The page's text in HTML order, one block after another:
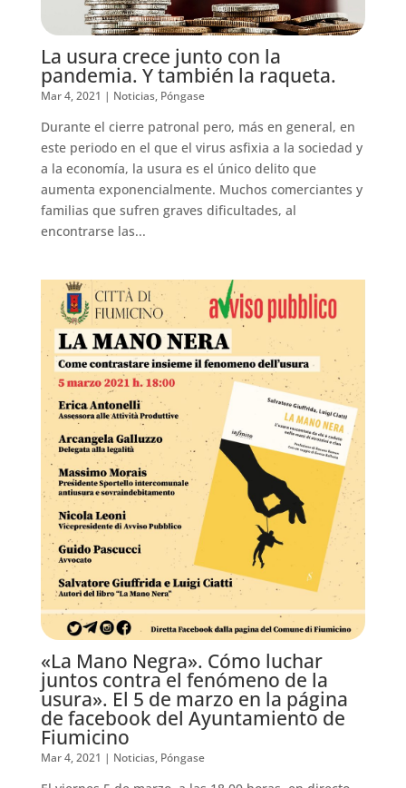
La usura crece junto con la
pandemia. Y también la raqueta.
Mar 4, 2021 | Noticias, Póngase
Durante el cierre patronal pero, más en general, en
este periodo en el que el virus asfixia a la sociedad y
a la economía, la usura es el único delito que
aumenta exponencialmente. Muchos comerciantes y
familias que sufren graves dificultades, al
encontrarse las...
«La Mano Negra». Cómo luchar
juntos contra el fenómeno de la
usura». El 5 de marzo en la página
de facebook del Ayuntamiento de
Fiumicino
Mar 4, 2021 | Noticias, Póngase